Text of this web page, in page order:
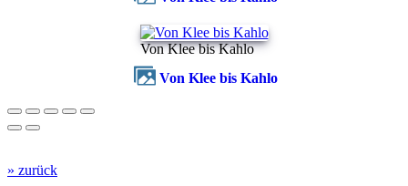
Von Klee bis Kahlo
Von Klee bis Kahlo
» zurück